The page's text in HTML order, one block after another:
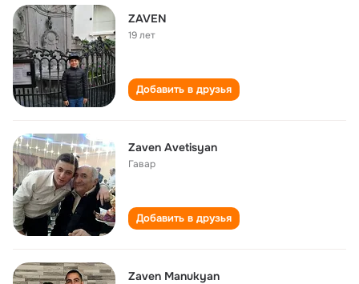
ZAVEN
19 лет
Добавить в друзья
Zaven Avetisyan
Гавар
Добавить в друзья
Zaven Manukyan